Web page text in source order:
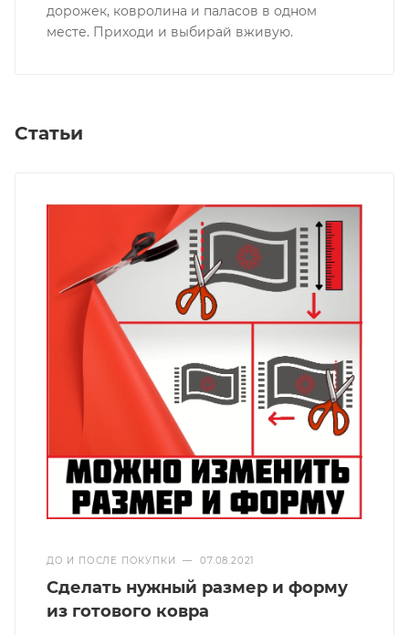
дорожек, ковролина и паласов в одном
месте. Приходи и выбирай вживую.
Статьи
ДО И ПОСЛЕ ПОКУПКИ — 07.08.2021
Сделать нужный размер и форму
из готового ковра